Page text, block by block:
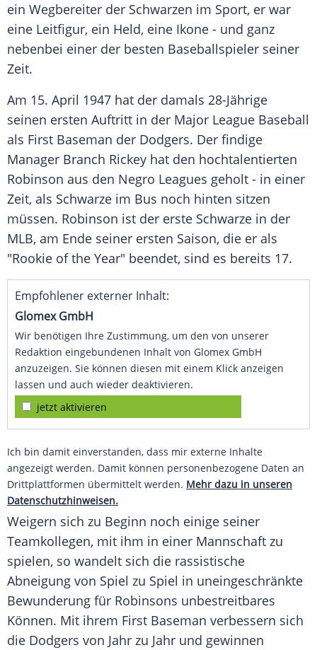
ein Wegbereiter der Schwarzen im Sport, er war
eine Leitfigur, ein Held, eine Ikone - und ganz
nebenbei einer der besten Baseballspieler seiner
Zeit.
Am 15. April 1947 hat der damals 28-Jährige
seinen ersten Auftritt in der Major League Baseball
als First Baseman der Dodgers. Der findige
Manager Branch Rickey hat den hochtalentierten
Robinson aus den Negro Leagues geholt - in einer
Zeit, als Schwarze im Bus noch hinten sitzen
müssen. Robinson ist der erste Schwarze in der
MLB, am Ende seiner ersten Saison, die er als
"Rookie of the Year" beendet, sind es bereits 17.
Empfohlener externer Inhalt:
Glomex GmbH
Wir benötigen Ihre Zustimmung, um den von unserer
Redaktion eingebundenen Inhalt von Glomex GmbH
anzuzeigen. Sie können diesen mit einem Klick anzeigen
lassen und auch wieder deaktivieren.
jetzt aktivieren
Ich bin damit einverstanden, dass mir externe Inhalte
angezeigt werden. Damit können personenbezogene Daten an
Drittplattformen übermittelt werden. Mehr dazu in unseren
Datenschutzhinweisen.
Weigern sich zu Beginn noch einige seiner
Teamkollegen, mit ihm in einer Mannschaft zu
spielen, so wandelt sich die rassistische
Abneigung von Spiel zu Spiel in uneingeschränkte
Bewunderung für Robinsons unbestreitbares
Können. Mit ihrem First Baseman verbessern sich
die Dodgers von Jahr zu Jahr und gewinnen